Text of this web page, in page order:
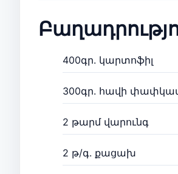
400գր. կարտոֆիլ
300գր. հավի
2 թարմ վարունգ
2 թ/գ. քացախ